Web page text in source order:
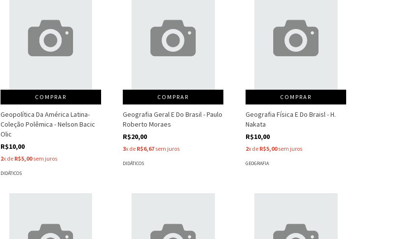
COMPRAR
Geopolítica Da América Latina-
Coleção Polêmica - Nelson Bacic
Olic
R$10,00
2x de R$5,00sem juros
DIDÁTICOS
COMPRAR
Geografia Geral E Do Brasil - Paulo
Roberto Moraes
R$20,00
3x de R$6,67 sem juros
DIDÁTICOS
COMPRAR
Geografia Física E Do Braisl - H.
Nakata
R$10,00
2x de R$5,00sem juros
GEOGRAFIA